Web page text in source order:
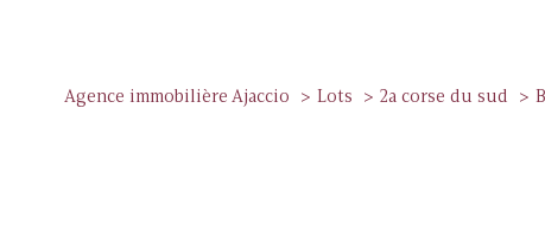
Agence immobilière Ajaccio Lots 2a corse du sud